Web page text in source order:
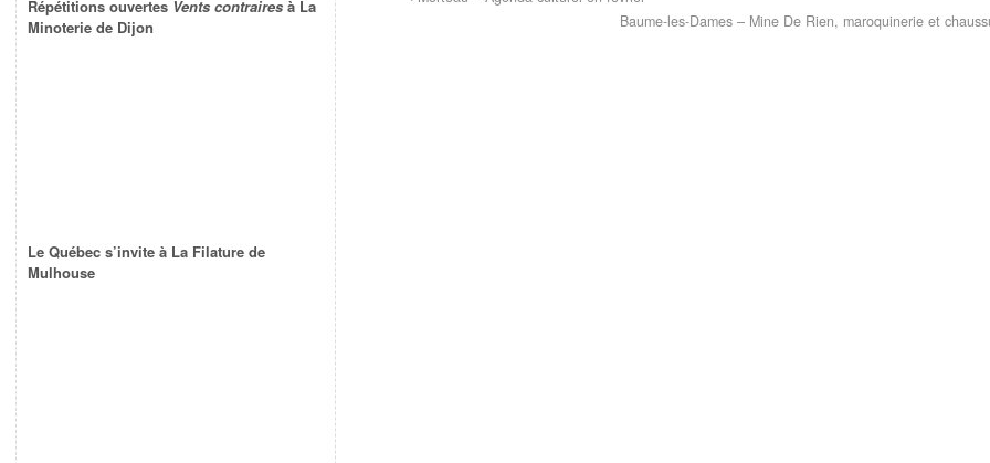
Baume-les-Dames – Mine De Rien, maroquinerie et
Répétitions ouvertes Vents contraires à La
Minoterie de Dijon
Le Québec s’invite à La Filature de
Mulhouse